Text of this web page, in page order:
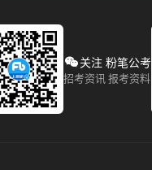
关注 粉笔公考
招考资讯 报考资料